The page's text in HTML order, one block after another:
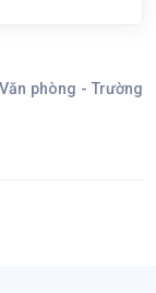
Văn phòng - Trường